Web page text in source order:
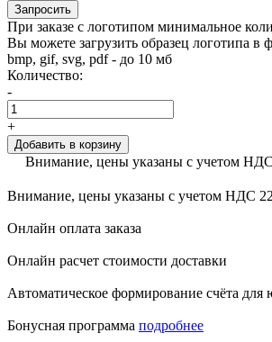
Запросить
При заказе с логотипом минимальное
Вы можете загрузить образец логотипа в
bmp, gif, svg, pdf - до 10 мб
Количество:
-
+
Добавить в корзину
Внимание, цены указаны с учетом
Внимание, цены указаны с учетом НДС
Онлайн оплата заказа
Онлайн расчет стоимости доставки
Автоматическое формирование счёта для
Бонусная программа подробнее